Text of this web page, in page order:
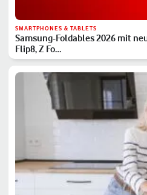
SMARTPHONES & TABLETS
Samsung-Foldables 2026 mit
Flip8, Z Fo…